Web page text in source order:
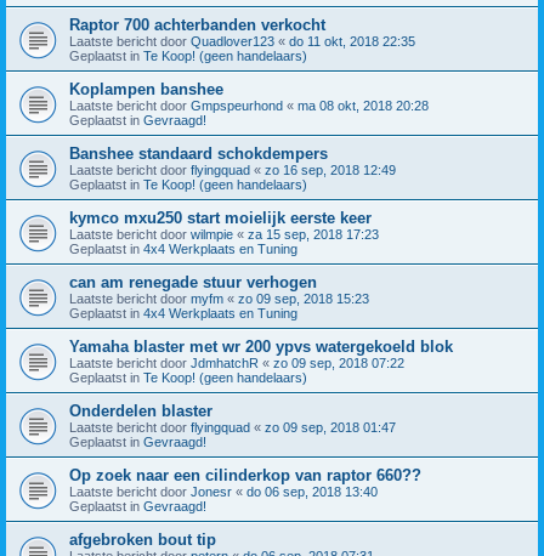
Raptor 700 achterbanden verkocht
Laatste bericht door Quadlover123 « do 11 okt, 2018 22:35
Geplaatst in Te Koop! (geen handelaars)
Koplampen banshee
Laatste bericht door Gmpspeurhond « ma 08 okt, 2018 20:28
Geplaatst in Gevraagd!
Banshee standaard schokdempers
Laatste bericht door flyingquad « zo 16 sep, 2018 12:49
Geplaatst in Te Koop! (geen handelaars)
kymco mxu250 start moielijk eerste keer
Laatste bericht door wilmpie « za 15 sep, 2018 17:23
Geplaatst in 4x4 Werkplaats en Tuning
can am renegade stuur verhogen
Laatste bericht door myfm « zo 09 sep, 2018 15:23
Geplaatst in 4x4 Werkplaats en Tuning
Yamaha blaster met wr 200 ypvs watergekoeld blok
Laatste bericht door JdmhatchR « zo 09 sep, 2018 07:22
Geplaatst in Te Koop! (geen handelaars)
Onderdelen blaster
Laatste bericht door flyingquad « zo 09 sep, 2018 01:47
Geplaatst in Gevraagd!
Op zoek naar een cilinderkop van raptor 660??
Laatste bericht door Jonesr « do 06 sep, 2018 13:40
Geplaatst in Gevraagd!
afgebroken bout tip